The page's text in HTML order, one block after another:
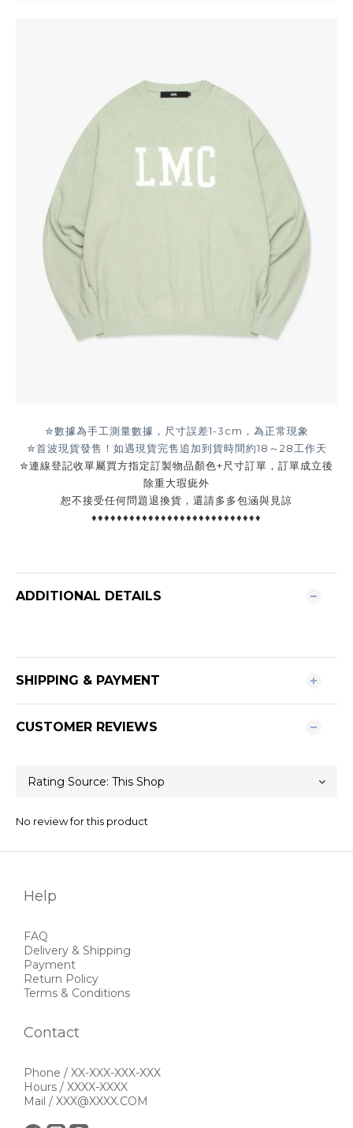
✮數據為手工測量數據，尺寸誤差1-3cm，為正常現象
✮首波現貨發售！如遇現貨完售追加到貨時間約18 ～28工作天
✮連線登記收單屬買方指定訂製物品顏色+尺寸訂單，訂單成立後
除重大瑕疵外
恕不接受任何問題退換貨，還請多多包涵與見諒
♦♦♦♦♦♦♦♦♦♦♦♦♦♦♦♦♦♦♦♦♦♦♦♦♦♦♦
ADDITIONAL DETAILS
SHIPPING & PAYMENT
CUSTOMER REVIEWS
No review for this product
Help
FAQ
Delivery & Shipping
Payment
Return Policy
Terms & Conditions
Contact
Phone / XX-XXX-XXX-XXX
Hours / XXXX-XXXX
Mail / XXX@XXXX.COM